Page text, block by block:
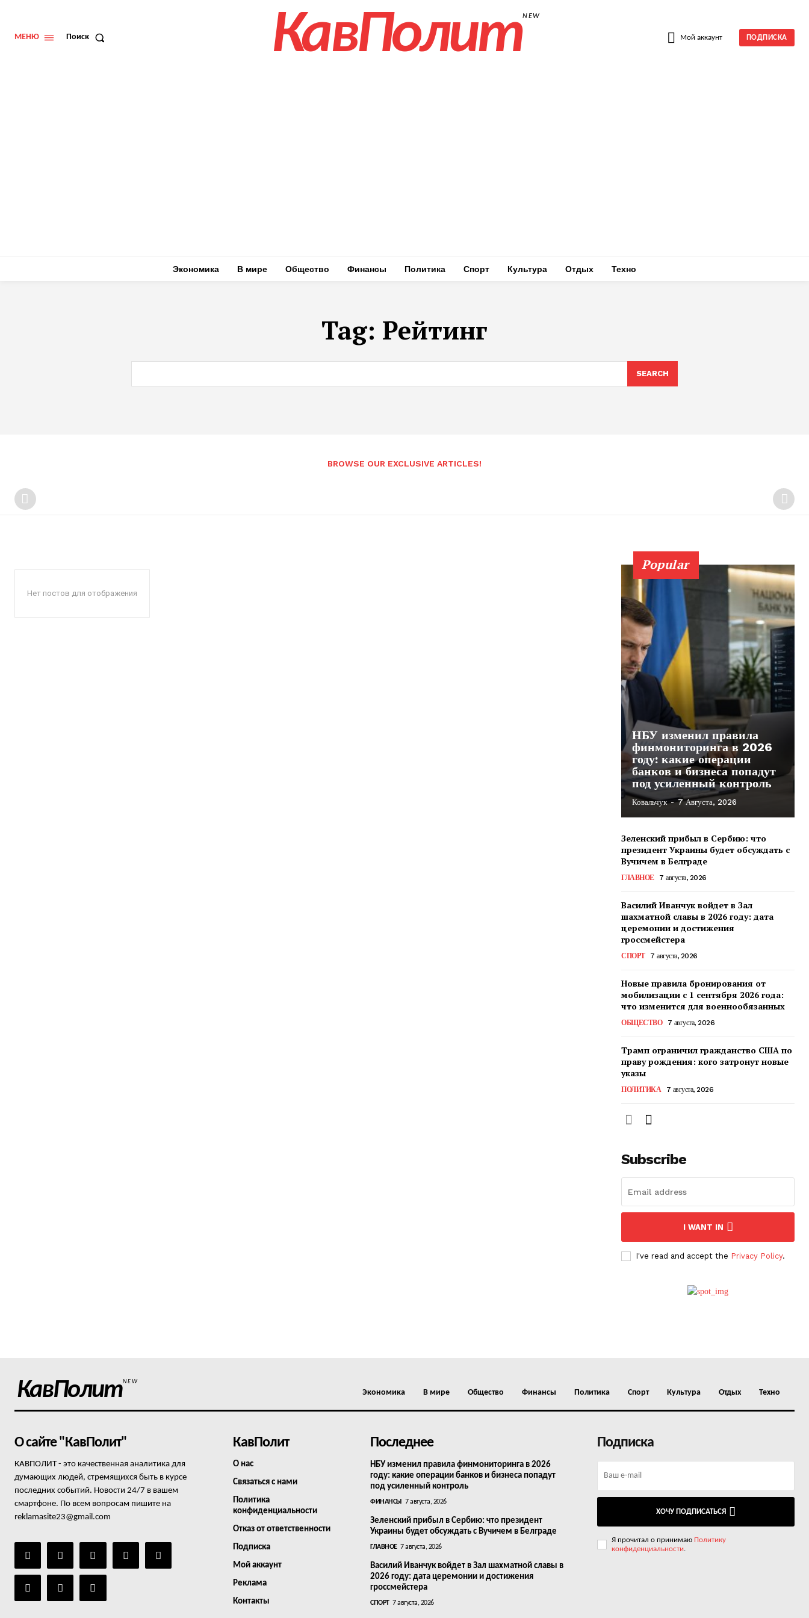
МЕНЮ Поиск КавПолитNEW
Мой аккаунт ПОДПИСКА
Экономика В мире Общество Финансы Политика Спорт Культура Отдых Техно
Tag: Рейтинг
SEARCH
BROWSE OUR EXCLUSIVE ARTICLES!
Нет постов для отображения
Popular
НБУ изменил правила
финмониторинга в 2026
году: какие операции
банков и бизнеса попадут
под усиленный контроль
Ковальчук - 7 Августа, 2026
Зеленский прибыл в Сербию: что
президент Украины будет обсуждать с
Вучичем в Белграде
ГЛАВНОЕ 7 августа, 2026
Василий Иванчук войдет в Зал
шахматной славы в 2026 году: дата
церемонии и достижения
гроссмейстера
СПОРТ 7 августа, 2026
Новые правила бронирования от
мобилизации с 1 сентября 2026 года:
что изменится для военнообязанных
ОБЩЕСТВО 7 августа, 2026
Трамп ограничил гражданство США по
праву рождения: кого затронут новые
указы
ПОЛИТИКА 7 августа, 2026
Subscribe
I WANT IN
I've read and accept the Privacy Policy.
КавПолитNEW
Экономика В мире Общество Финансы Политика Спорт Культура Отдых Техно
О сайте "КавПолит"
КАВПОЛИТ - это качественная аналитика для
думающих людей, стремящихся быть в курсе
последних событий. Новости 24/7 в вашем
смартфоне. По всем вопросам пишите на
reklamasite23@gmail.com
КавПолит
О нас
Связаться с нами
Политика
конфиденциальности
Отказ от ответственности
Подписка
Мой аккаунт
Реклама
Контакты
Последнее
НБУ изменил правила финмониторинга в 2026
году: какие операции банков и бизнеса попадут
под усиленный контроль
ФИНАНСЫ 7 августа, 2026
Зеленский прибыл в Сербию: что президент
Украины будет обсуждать с Вучичем в Белграде
ГЛАВНОЕ 7 августа, 2026
Василий Иванчук войдет в Зал шахматной славы в
2026 году: дата церемонии и достижения
гроссмейстера
СПОРТ 7 августа, 2026
Подписка
ХОЧУ ПОДПИСАТЬСЯ
Я прочитал о принимаю Политику
конфиденциальности.